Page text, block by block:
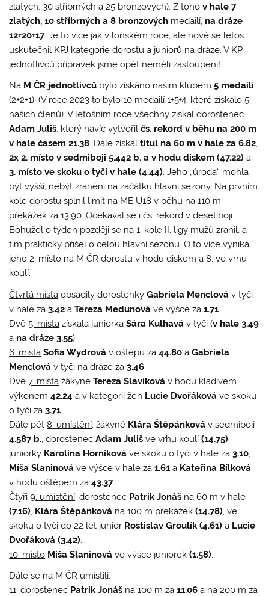
zlatých, 30 stříbrných a 25 bronzových). Z tohov hale 7
zlatých, 10 stříbrných a 8 bronzových medailí, na dráze
12+20+17. Je to více jak v loňském roce, ale nově se letos
uskutečnil KPJ kategorie dorostu a juniorů na dráze. V KP
jednotlivců přípravek jsme opět neměli zastoupení!
Na M ČR jednotlivců bylo získáno naším klubem5 medailí
(2+2+1). (V roce 2023 to bylo 10 medailí 1+5+4, které získalo 5
našich členů). V letošním roce všechny získal dorostenec
Adam Juliš, který navíc vytvořilčs. rekord v běhu na 200 m
v hale časem 21.38. Dále získaltitul na 60 m v hale za 6.82,
2x 2. místo v sedmiboji 5.442 b. a v hodu diskem (47.22) a
3. místo ve skoku o tyči v hale (4.44). Jeho „úroda“ mohla
být vyšší, nebýt zranění na začátku hlavní sezony. Na prvním
kole dorostu splnil limit na ME U18 v běhu na 110 m
překážek za 13.90. Očekával se i čs. rekord v desetiboji.
Bohužel o týden později se na 1. kole II. ligy mužů zranil, a
tím prakticky přišel o celou hlavní sezonu. O to více vyniká
jeho 2. místo na M ČR dorostu v hodu diskem a 8. ve vrhu
koulí.
Čtvrtá místa obsadily dorostenkyGabriela Menclováv tyči
v hale za3.42 aTereza Medunová ve výšce za1.71.
Dvě5. místa získala juniorkaSára Kulhavá v tyči (v hale 3.49
a na dráze 3.55).
6. místa Sofia Wydrová v oštěpu za44.80 aGabriela
Menclová v tyči na dráze za3.46.
Dvě7. místa žákyněTereza Slavíková v hodu kladivem
výkonem42.24 a v kategorii žen Lucie Dvořáková ve skoku
o tyči za3.71.
Dále pět8. umístění: žákyně Klára Štěpánková v sedmiboji
4.587 b., dorostenecAdam Juliš ve vrhu koulí(14.75),
juniorky Karolína Horníková ve skoku o tyči v hale za3.10,
Míša Slaninová ve výšce v hale za1.61 a Kateřina Bílková
v hodu oštěpem za43.37.
Čtyři9. umístění: dorostenec Patrik Jonáš na 60 m v hale
(7.16), Klára Štěpánková na 100 m překážek(14.78), ve
skoku o tyči do 22 let junior Rostislav Groulík (4.61) a Lucie
Dvořáková (3.42).
10. místo Míša Slaninová ve výšce juniorek(1.58).
Dále se na M ČR umístili:
11. dorostenec Patrik Jonáš na 100 m za11.06 a na 200 m za